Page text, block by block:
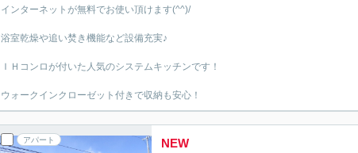
インターネットが無料でお使い頂けます(^^)/
浴室乾燥や追い焚き機能など設備充実♪
ＩＨコンロが付いた人気のシステムキッチンです！
ウォークインクローゼット付きで収納も安心！
アパート NEW